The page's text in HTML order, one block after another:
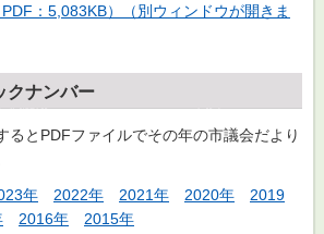
：5,083KB）（別ウィンドウが開きま
クナンバー
るとPDFファイルでその年の市議会だより
年 2022年 2021年 2020年
2019
2016年 2015年